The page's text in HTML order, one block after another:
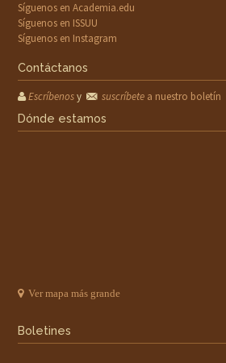
Síguenos en Academia.edu
Síguenos en ISSUU
Síguenos en Instagram
Contáctanos
Escríbenosy suscríbetea nuestro boletín
Dónde estamos
Ver mapa más grande
Boletines